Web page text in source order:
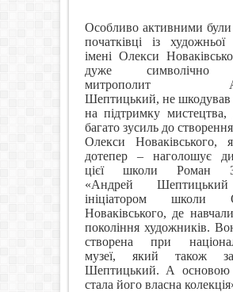
Особливо активними
початківці із
імені Олекси
дуже символічно
митрополит
Шептицький, не шкодував
на підтримку мистецтва,
багато зусиль до
Олекси Новаківського,
дотепер – наголошує
цієї школи Роман
«Андрей
ініціатором школи
Новаківського, де
покоління художників.
створена при
музеї, який також
Шептицький. А основою
стала його власна